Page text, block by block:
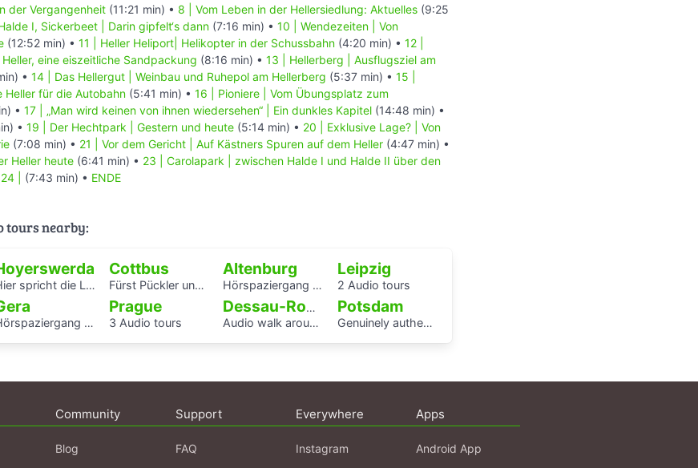
der Vergangenheit (11:21 min) • 8 | Vom Leben in der Hellersiedlung: Aktuelles (9:25
I, Sickerbeet | Darin gipfelt‘s dann (7:16 min) • 10 | Wendezeiten | Von
(12:52 min) • 11 | Heller Heliport| Helikopter in der Schussbahn (4:20 min) • 12 |
eine eiszeitliche Sandpackung (8:16 min) • 13 | Hellerberg | Ausflugsziel am
• 14 | Das Hellergut | Weinbau und Ruhepol am Hellerberg (5:37 min) • 15 |
Heller für die Autobahn (5:41 min) • 16 | Pioniere | Vom Übungsplatz zum
• 17 | „Man wird keinen von ihnen wiedersehen“ | Ein dunkles Kapitel (14:48 min) •
• 19 | Der Hechtpark | Gestern und heute (5:14 min) • 20 | Exklusive Lage? | Von
(7:08 min) • 21 | Vor dem Gericht | Auf Kästners Spuren auf dem Heller (4:47 min) •
Heller heute (6:41 min) • 23 | Carolapark | zwischen Halde I und Halde II über den
24 | (7:43 min) • ENDE
tours nearby:
spricht die Landschaft
Cottbus
Fürst Pückler und Branitz
Altenburg
Hörspaziergang Jüdische Geschichte in Altenburg
Leipzig
2 Audio tours
Jüdisches Leben und jüdische Geschichte in Gera
Prague
3 Audio tours
Dessau-Roßlau
Audio walk around the Houses with Balcony Access of the Bauhaus settlement
Potsdam
Genuinely authentic? An audio walk through the centre of Potsdam
Community
Blog
Support
FAQ
Everywhere
Instagram
Apps
Android App